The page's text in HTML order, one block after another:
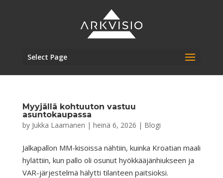
Select Page
Myyjällä kohtuuton vastuu
asuntokaupassa
by Jukka Laamanen | heinä 6, 2026 | Blogi
Jalkapallon MM-kisoissa nähtiin, kuinka Kroatian maali
hylättiin, kun pallo oli osunut hyökkääjänhiukseen ja
VAR-järjestelmä hälytti tilanteen paitsioksi.